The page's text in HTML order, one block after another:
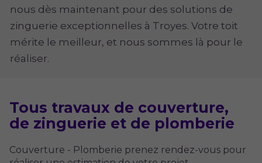
nous dès maintenant pour des solutions de
zinguerie exceptionnelles à Troyes. Votre toit
mérite le meilleur, et nous sommes là pour le
réaliser.
Tous travaux de couverture,
de zinguerie et de plomberie
Couverture - Plomberie prenez rendez-vous pour